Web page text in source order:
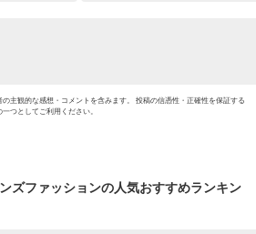
主観的な感想・コメントを含みます。 投稿の信憑性・正確性を保証する
つとしてご利用ください。
ズファッションの人気おすすめランキン